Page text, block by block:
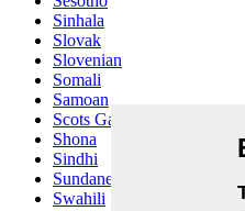
Sinhala
Slovak
Slovenian
Somali
Samoan
Scots Gaelic
Shona
Sindhi
Sundanese
Swahili